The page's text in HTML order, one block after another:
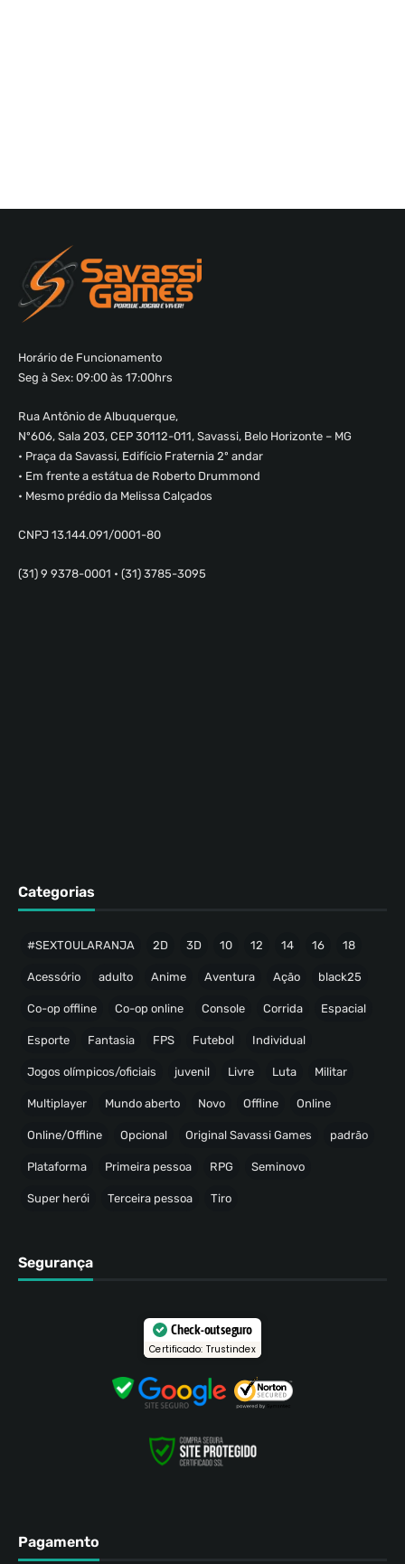
Horário de Funcionamento
Seg à Sex: 09:00 às 17:00hrs
Rua Antônio de Albuquerque,
Nº606, Sala 203, CEP 30112-011, Savassi, Belo Horizonte – MG
• Praça da Savassi, Edifício Fraternia 2º andar
• Em frente a estátua de Roberto Drummond
• Mesmo prédio da Melissa Calçados
CNPJ 13.144.091/0001-80
(31) 9 9378-0001 • (31) 3785-3095
Categorias
#SEXTOULARANJA 2D 3D 10 12 14 16 18
Acessório adulto Anime Aventura Ação black25
Co-op offline Co-op online Console Corrida Espacial
Esporte Fantasia FPS Futebol Individual
Jogos olímpicos/oficiais juvenil Livre Luta Militar
Multiplayer Mundo aberto Novo Offline Online
Online/Offline Opcional Original Savassi Games padrão
Plataforma Primeira pessoa RPG Seminovo
Super herói Terceira pessoa Tiro
Segurança
Check-out seguro
Certificado: Trustindex
Pagamento